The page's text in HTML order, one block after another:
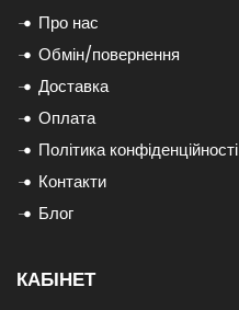
Про нас
Обмін/повернення
Доставка
Оплата
Політика конфіденційності
Контакти
Блог
КАБІНЕТ